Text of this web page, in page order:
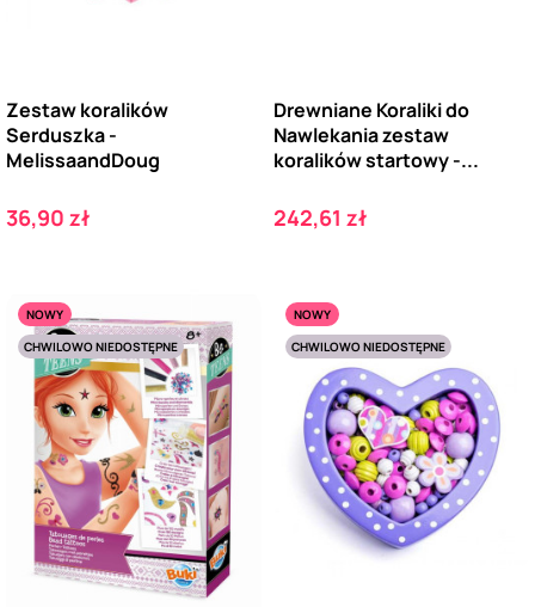
Zestaw koralików
Serduszka -
MelissaandDoug
Cena
36,90 zł
Drewniane Koraliki do
Nawlekania zestaw
koralików startowy -...
Cena
242,61 zł
NOWY
CHWILOWO NIEDOSTĘPNE
NOWY
CHWILOWO NIEDOSTĘPNE